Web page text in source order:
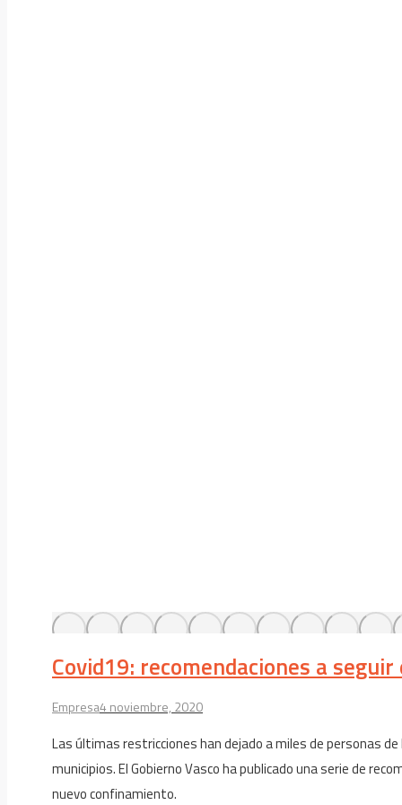
Covid19: recomendaciones a seguir
Empresa4 noviembre, 2020
Las últimas restricciones han dejado a miles de personas
municipios. El Gobierno Vasco ha publicado una serie de
nuevo confinamiento.